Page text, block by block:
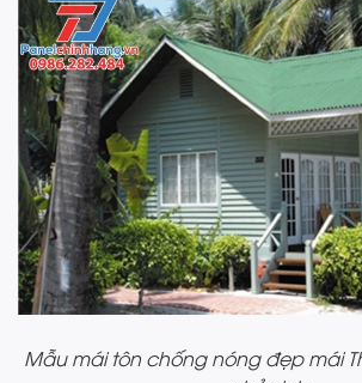
Mẫu mái tôn chống nóng đẹp mái